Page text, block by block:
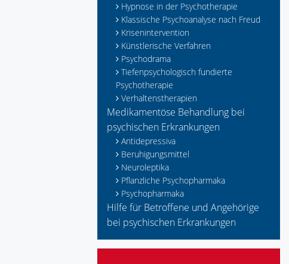
Hypnose in der Psychotherapie
Klassische Psychoanalyse nach Freud
Krisenintervention
Künstlerische Verfahren
Psychodrama
Tiefenpsychologisch fundierte
Psychotherapie
Verhaltenstherapien
Medikamentöse Behandlung bei
psychischen Erkrankungen
Antidepressiva
Beruhigungsmittel
Neuroleptika
Pflanzliche Psychopharmaka
Psychopharmaka
Hilfe für Betroffene und Angehörige
bei psychischen Erkrankungen